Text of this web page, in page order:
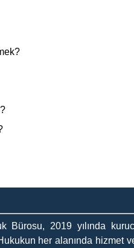
Bürosu, 2019 yılında
her alanında hizmet